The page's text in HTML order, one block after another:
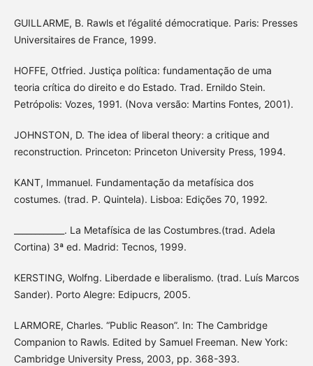
GUILLARME, B. Rawls et l’égalité démocratique. Paris: Presses
Universitaires de France, 1999.
HOFFE, Otfried. Justiça política: fundamentação de uma
teoria crítica do direito e do Estado. Trad. Ernildo Stein.
Petrópolis: Vozes, 1991. (Nova versão: Martins Fontes, 2001).
JOHNSTON, D. The idea of liberal theory: a critique and
reconstruction. Princeton: Princeton University Press, 1994.
KANT, Immanuel. Fundamentação da metafísica dos
costumes. (trad. P. Quintela). Lisboa: Edições 70, 1992.
____________. La Metafísica de las Costumbres.(trad. Adela
Cortina) 3ª ed. Madrid: Tecnos, 1999.
KERSTING, Wolfng. Liberdade e liberalismo. (trad. Luís Marcos
Sander). Porto Alegre: Edipucrs, 2005.
LARMORE, Charles. “Public Reason”. In: The Cambridge
Companion to Rawls. Edited by Samuel Freeman. New York:
Cambridge University Press, 2003, pp. 368-393.